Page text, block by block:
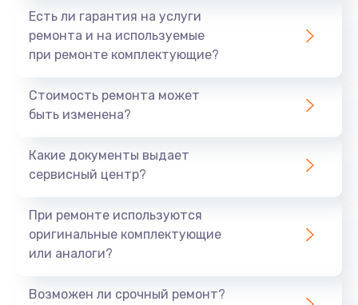
Есть ли гарантия на услуги
ремонта и на используемые
при ремонте комплектующие?
Стоимость ремонта может
быть изменена?
Какие документы выдает
сервисный центр?
При ремонте используются
оригинальные комплектующие
или аналоги?
Возможен ли срочный ремонт?